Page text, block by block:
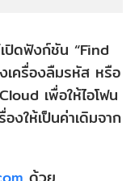
ปิดฟังก์ชัน “Find
เครื่องลืมรหัส หรือ
เพื่อให้ไอโฟน
งให้เป็นค่าเดิมจาก